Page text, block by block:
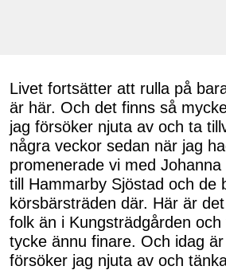
Livet fortsätter att rulla på
är här. Och det finns så
jag försöker njuta av och ta
några veckor sedan när jag
promenerade vi med
till Hammarby Sjöstad och de
körsbärsträden där. Här är
folk än i Kungsträdgården
tycke ännu finare. Och idag
försöker jag njuta av och